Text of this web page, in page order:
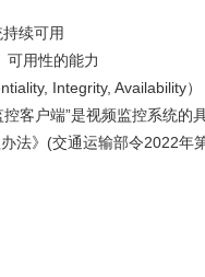
续可用
可用性的能力
Integrity, Availability
客户端”是视频监控系统的
法》(交通运输部令2022